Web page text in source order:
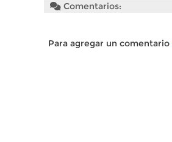
Comentarios:
Para agregar un comentario